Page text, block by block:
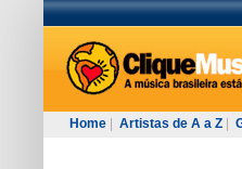
Home Artistas de A a Z